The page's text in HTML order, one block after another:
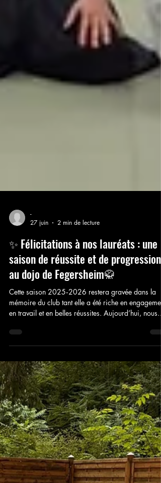
-
27 juin
2 min de lecture
✨ Félicitations à nos lauréats : une
saison de réussite et de progression
au dojo de Fegersheim🥋
Cette saison 2025‑2026 restera gravée dans la
mémoire du club tant elle a été riche en
en travail et en belles réussites. Aujourd’hui, nous
sommes heureux de mettre à l’honneur celles et
qui ont brillamment franchi une nouvelle étape dans
leur parcours d’Aïkidoka.